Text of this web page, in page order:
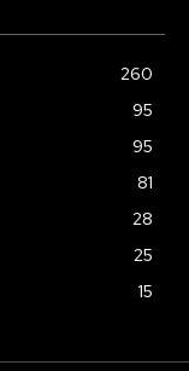
260
95
95
81
28
25
15